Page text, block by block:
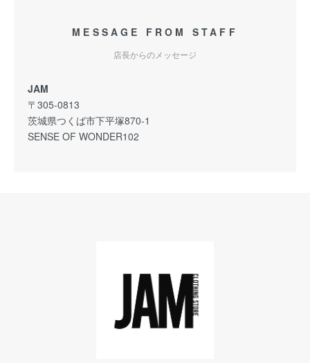
MESSAGE FROM STAFF
店長からのメッセージ
JAM
〒305-0813
茨城県つくば市下平塚870-1
SENSE OF WONDER102